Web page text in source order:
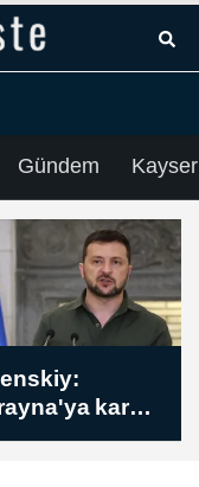
Gündem
askerleri
Şeria'da
çobana